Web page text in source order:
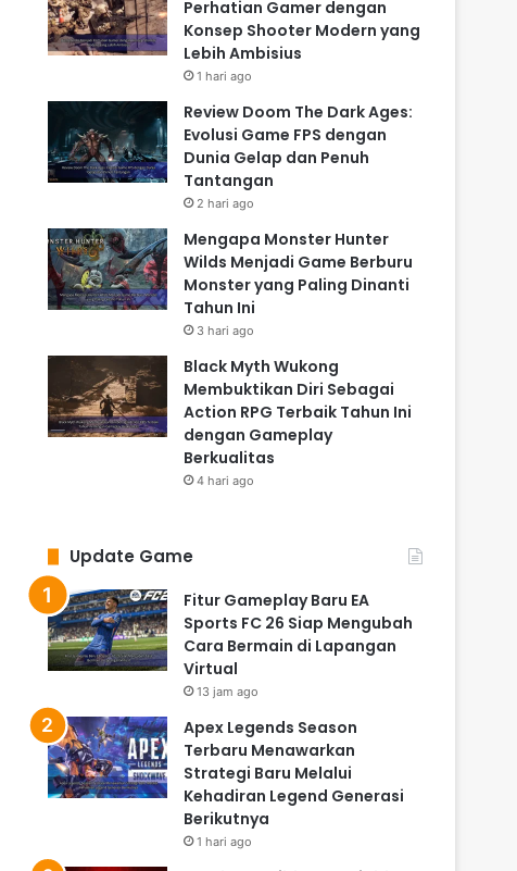
Perhatian Gamer dengan
Konsep Shooter Modern yang
Lebih Ambisius
1 hari ago
Review Doom The Dark Ages:
Evolusi Game FPS dengan
Dunia Gelap dan Penuh
Tantangan
2 hari ago
Mengapa Monster Hunter
Wilds Menjadi Game Berburu
Monster yang Paling Dinanti
Tahun Ini
3 hari ago
Black Myth Wukong
Membuktikan Diri Sebagai
Action RPG Terbaik Tahun Ini
dengan Gameplay
Berkualitas
4 hari ago
Update Game
Fitur Gameplay Baru EA
Sports FC 26 Siap Mengubah
Cara Bermain di Lapangan
Virtual
13 jam ago
Apex Legends Season
Terbaru Menawarkan
Strategi Baru Melalui
Kehadiran Legend Generasi
Berikutnya
1 hari ago